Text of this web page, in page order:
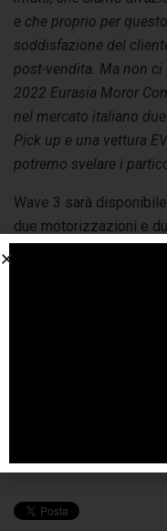
e che proprio per
soddisfazione del
post-vendita. Ma non
2022 Eurasia Moror
nel mercato italiano
Pick up e una vettura
potremo svelare i
Wave 3 sarà
due motorizzazioni e